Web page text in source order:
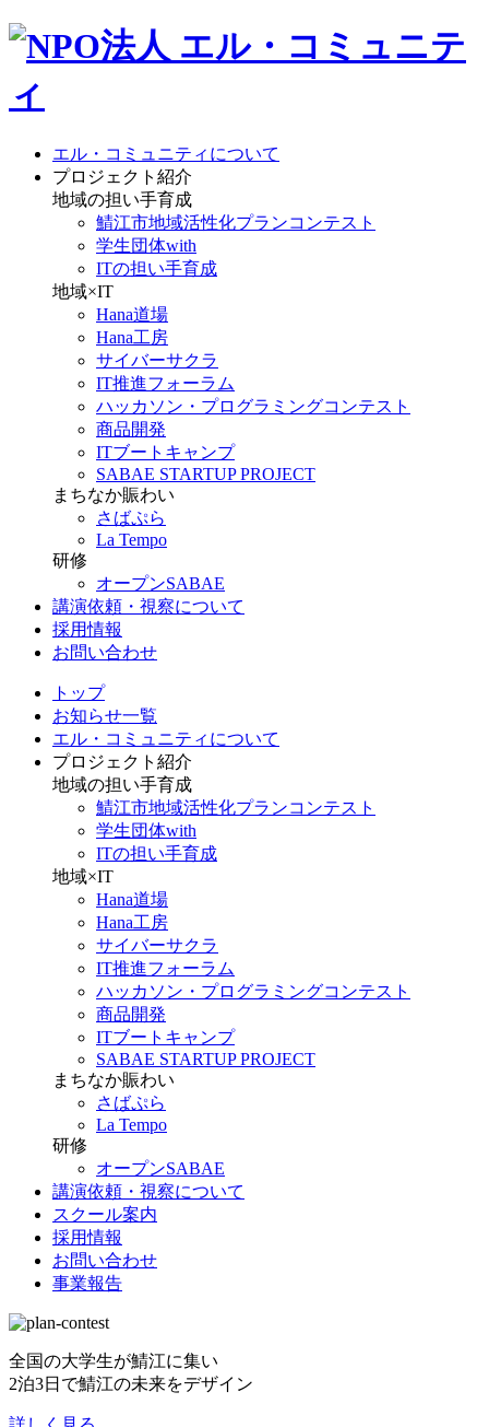
エル・コミュニティについて
プロジェクト紹介
地域の担い手育成
鯖江市地域活性化プランコンテスト
学生団体with
ITの担い手育成
地域×IT
Hana道場
Hana工房
サイバーサクラ
IT推進フォーラム
ハッカソン・プログラミングコンテスト
商品開発
ITブートキャンプ
SABAE STARTUP PROJECT
まちなか賑わい
さばぷら
La Tempo
研修
オープンSABAE
講演依頼・視察について
採用情報
お問い合わせ
トップ
お知らせ一覧
エル・コミュニティについて
プロジェクト紹介
地域の担い手育成
鯖江市地域活性化プランコンテスト
学生団体with
ITの担い手育成
地域×IT
Hana道場
Hana工房
サイバーサクラ
IT推進フォーラム
ハッカソン・プログラミングコンテスト
商品開発
ITブートキャンプ
SABAE STARTUP PROJECT
まちなか賑わい
さばぷら
La Tempo
研修
オープンSABAE
講演依頼・視察について
スクール案内
採用情報
お問い合わせ
事業報告
全国の大学生が鯖江に集い
2泊3日で鯖江の未来をデザイン